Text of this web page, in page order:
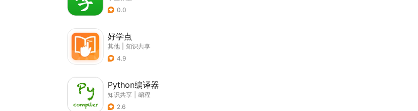
0.0
好学点
其他
知识共享
4.9
Python编译器
知识共享
编程
2.6